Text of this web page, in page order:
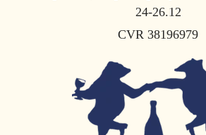
24-26.12
CVR 38196979